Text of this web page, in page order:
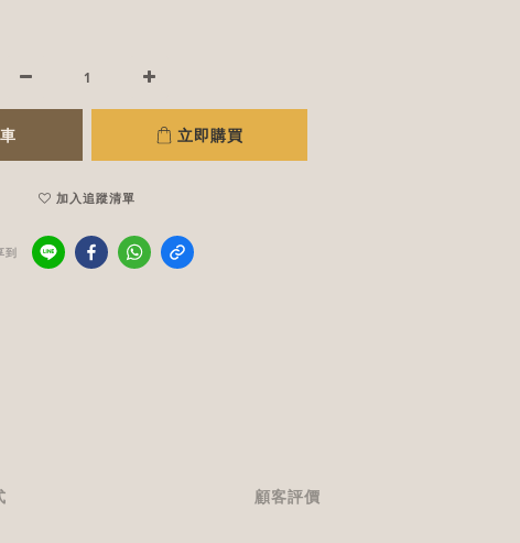
立即購買
加入追蹤清單
到
顧客評價